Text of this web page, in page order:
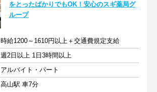
をとったばかりでもOK！安心のスギ薬局グ
ループ
時給1200～1610円以上＋交通費規定支給
週2日以上 1日3時間以上
アルバイト・パート
高山駅 車7分